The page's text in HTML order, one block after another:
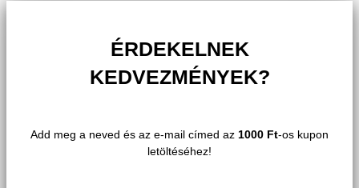
ÉRDEKELNEK
KEDVEZMÉNYEK?
Add meg a neved és az e-mail címed az 1000 Ft-os kupon
letöltéséhez!